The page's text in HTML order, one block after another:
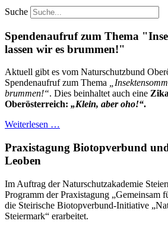
Suche
Spendenaufruf zum Thema
lassen wir es brummen!"
Aktuell gibt es vom Naturschutzbund
Spendenaufruf zum Thema
brummen!“. Dies beinhaltet auch eine
Oberösterreich: „Klein, aber oho!“.
Weiterlesen …
Praxistagung Biotopverbund
Leoben
Im Auftrag der Naturschutzakademie
Programm der Praxistagung „Gemeinsam
die Steirische Biotopverbund-Initiative
Steiermark“ erarbeitet.